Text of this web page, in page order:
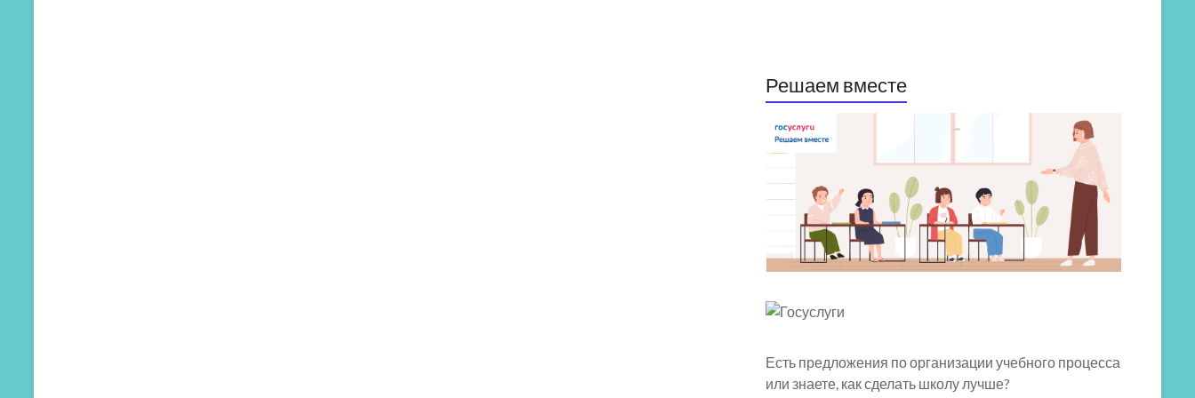
Решаем вместе
Есть предложения по организации учебного процесса
или знаете, как сделать школу лучше?